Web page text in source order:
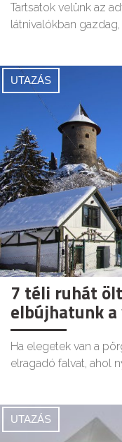
Tartsatok velünk az
látnivalókban
UTAZÁS
7 téli ruhát
elbújhatunk
Ha elegetek van a
elragadó falvat, ahol
UTAZÁS